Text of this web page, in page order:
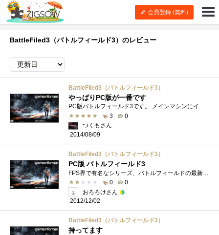
会員登録 (無料)
BattleFiled3（バトルフィールド3）のレビュー
BattleFiled3（バトルフィールド3）
やっぱりPC版が一番です
PC版バトルフィールド3です。 メインマシンにインストールして遊んでいました。CPU:IntelCorei7-4930KCPUクーラー:CorsairH100iマザーボード:RampageIVBlackEditi...
3
0
つくもさん
2014/08/09
BattleFiled3（バトルフィールド3）
PC版 バトルフィールド3
0
0
おろろけさん
2012/12/02
BattleFiled3（バトルフィールド3）
持ってます